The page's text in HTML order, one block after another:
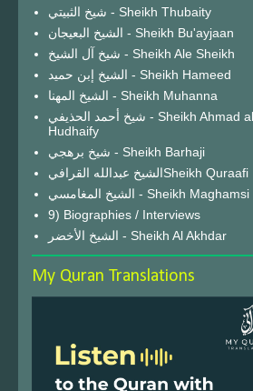
شيخ الثبيتي - Sheikh Thubaity
الشيخ البعيجان - Sheikh Bu'ayjaan
شيخ آل الشيخ - Sheikh Ale Sheikh
الشيخ إبن حميد - Sheikh Hameed
الشيخ المهنا - Sheikh Muhanna
شيخ أحمد الحذيفي - Sheikh Ahmad al
Hudhaify
شيخ برهجي - Sheikh Barhaji
الشيخ عبدالله القرافيSheikh Quraafi
الشيخ المغامسي - Sheikh Maghamsi
9) Biographies / Interviews
الشيخ الأخضر - Sheikh Al Akhdar
My Quran Translations